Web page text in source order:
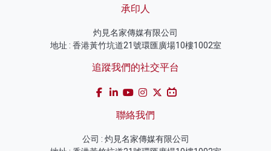
承印人
灼見名家傳媒有限公司
地址 : 香港黃竹坑道21號環匯廣場10樓1002室
追蹤我們的社交平台
聯絡我們
公司 : 灼見名家傳媒有限公司